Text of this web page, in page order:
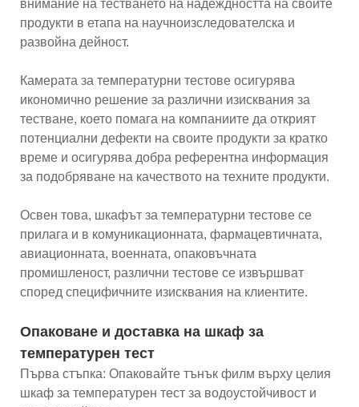
внимание на тестването на надеждността на своите
продукти в етапа на научноизследователска и
развойна дейност.
Камерата за температурни тестове осигурява
икономично решение за различни изисквания за
тестване, което помага на компаниите да открият
потенциални дефекти на своите продукти за кратко
време и осигурява добра референтна информация
за подобряване на качеството на техните продукти.
Освен това, шкафът за температурни тестове се
прилага и в комуникационната, фармацевтичната,
авиационната, военната, опаковъчната
промишленост, различни тестове се извършват
според специфичните изисквания на клиентите.
Опаковане и доставка на шкаф за
температурен тест
Първа стъпка: Опаковайте тънък филм върху целия
шкаф за температурен тест за водоустойчивост и